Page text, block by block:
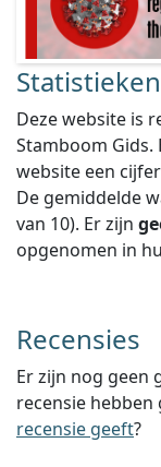
Statistieken
Deze website is
Stamboom Gids.
website een
De gemiddelde
van 10). Er zijn
opgenomen in
Recensies
Er zijn nog geen
recensie hebben
recensie geeft?